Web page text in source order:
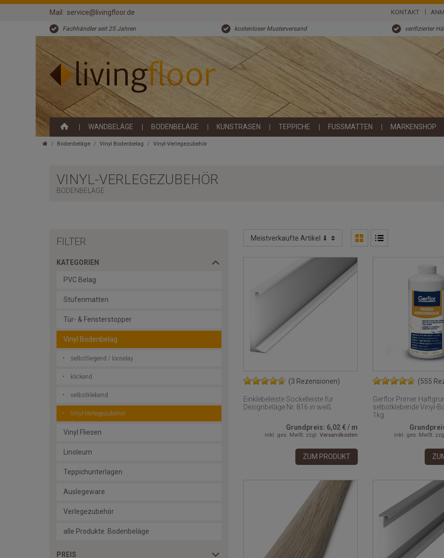
Mail: service@livingfloor.de KONTAKT
Fachhändler seit 25 Jahren kostenloser Musterversand verifizierter
WANDBELÄGE BODENBELÄGE KUNSTRASEN TEPPICHE FUSSMATTEN MARKENSHOP
Bodenbeläge Vinyl Bodenbelag Vinyl-Verlegezubehör
VINYL-VERLEGEZUBEHÖR
BODENBELÄGE
FILTER
KATEGORIEN
PVC Belag
Stufenmatten
Tür- & Fensterstopper
Vinyl Bodenbelag
selbstliegend / looselay
klickend
selbstklebend
Vinyl-Verlegezubehör
Vinyl Fliesen
Linoleum
Teppichunterlagen
Auslegeware
Verlegezubehör
alle Produkte: Bodenbeläge
PREIS
(3 Rezensionen)
Einklebeleiste Sockelleiste für
Designbeläge Nr. 816 in weiß
Grundpreis: 6,02 €/ m
inkl. ges. MwSt. zzgl.Versandkosten
ZUM PRODUKT
(555
Gerflor Primer
selbstklebende Vinyl-
1kg
inkl. ges. MwSt.